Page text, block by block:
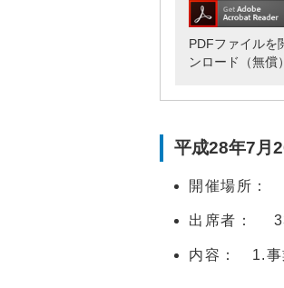
PDFファイルを
ンロード（無償
平成28年7月
開催場所：
出席者：
内容： 1.事